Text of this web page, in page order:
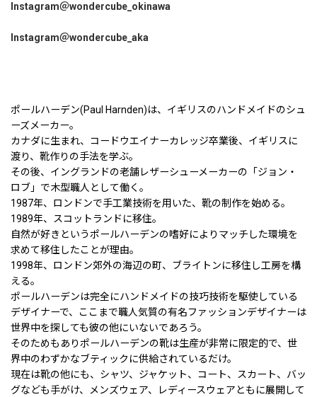
Instagram＠wondercube_okinawa
Instagram＠wondercube_aka
ポールハーデン(Paul Harnden)は、イギリスのハンドメイドのシュ
ーズメーカー。
カナダに生まれ、コードウエイナーカレッジ卒業後、イギリスに
渡り、靴作りの手法を学ぶ。
その後、イングランドの老舗レザーシューメーカーの「ジョン・
ロブ」で木型職人として働く。
1987年、ロンドンで手工業技術を用いた、靴の制作を始める。
1989年、スコットランドに移住。
自然が好きというポールハーデンの嗜好によりマッチした環境を
求めて移住したことが理由。
1998年、ロンドン郊外の海辺の町、ブライトンに移住し工房を構
える。
ポールハーデンは完全にハンドメイドの技巧技術を駆使している
デザイナーで、ここまで職人気質の有名ファッションデザイナーは
世界中を探しても彼の他にいないであろう。
そのためもありポールハーデンの靴は生産が非常に限定的で、世
界中のわずかなブティックに供給されているだけ。
現在は靴の他にも、シャツ、ジャケット、コート、スカート、バッ
グなども手がけ、メンズウェア、レディースウェアともに展開して